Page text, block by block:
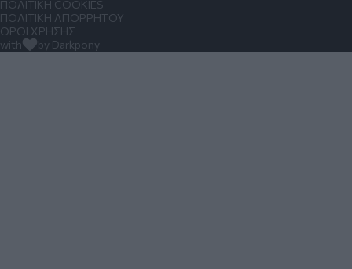
ΠΟΛΙΤΙΚΗ COOKIES
ΠΟΛΙΤΙΚΗ ΑΠΟΡΡΗΤΟΥ
ΟΡΟΙ ΧΡΗΣΗΣ
with
by Darkpony